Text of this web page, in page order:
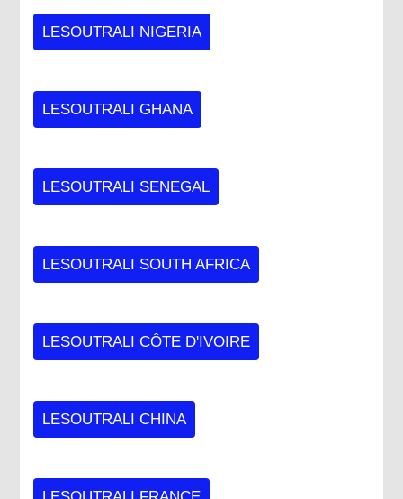
LESOUTRALI NIGERIA
LESOUTRALI GHANA
LESOUTRALI SENEGAL
LESOUTRALI SOUTH AFRICA
LESOUTRALI CÔTE D'IVOIRE
LESOUTRALI CHINA